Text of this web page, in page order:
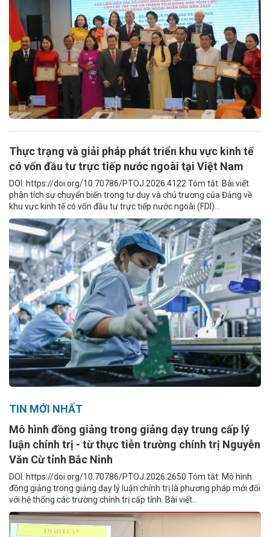
Thực trạng và giải pháp phát triển khu vực kinh tế
có vốn đầu tư trực tiếp nước ngoài tại Việt Nam
DOI: https://doi.org/10.70786/PTOJ.2026.4122 Tóm tắt: Bài viết
phân tích sự chuyển biến trong tư duy và chủ trương của Đảng về
khu vực kinh tế có vốn đầu tư trực tiếp nước ngoài (FDI)...
TIN MỚI NHẤT
Mô hình đồng giảng trong giảng dạy trung cấp lý
luận chính trị - từ thực tiễn trường chính trị Nguyễn
Văn Cừ tỉnh Bắc Ninh
DOI: https://doi.org/10.70786/PTOJ.2026.2650 Tóm tắt: Mô hình
đồng giảng trong giảng dạy lý luận chính trị là phương pháp mới đối
với hệ thống các trường chính trị cấp tỉnh. Bài viết...